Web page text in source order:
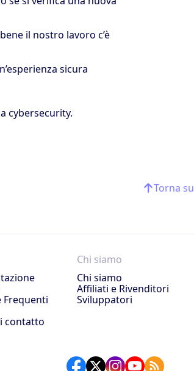
il nostro lavoro c’è
sicura
cybersecurity.
Torna su
Frequenti
contatto
Chi siamo
Chi siamo
Affiliati e Rivenditori
Sviluppatori